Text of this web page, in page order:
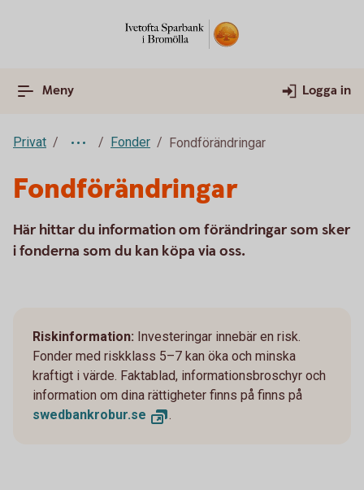
Meny Logga in
Privat Fonder Fondförändringar
Fondförändringar
Här hittar du information om förändringar som sker
i fonderna som du kan köpa via oss.
Riskinformation: Investeringar innebär en risk.
Fonder med riskklass 5–7 kan öka och minska
kraftigt i värde. Faktablad, informationsbroschyr och
information om dina rättigheter finns på finns på
swedbankrobur.se
.